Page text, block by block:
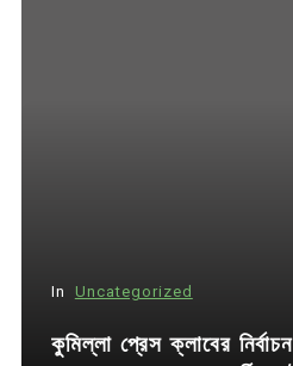
In Uncategorized
কুমিল্লা প্রেস ক্লাবের